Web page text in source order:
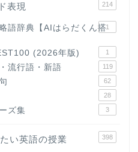
表現 214
語辞典【AIはらだくん搭1
(2026年版) 1
流行語・新語 119
62
28
ズ集 3
い英語の授業 398